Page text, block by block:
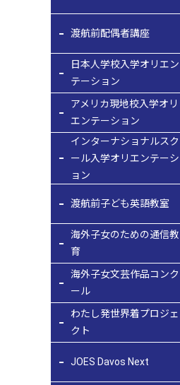
渡航前配偶者講座
日本人学校入学オリエン
テーション
アメリカ現地校入学オリ
エンテーション
インターナショナルスク
ール入学オリエンテーシ
ョン
渡航前子ども英語教室
海外子女のための通信教
育
海外子女文芸作品コンク
ール
わたし発世界着プロジェ
クト
JOES Davos Next